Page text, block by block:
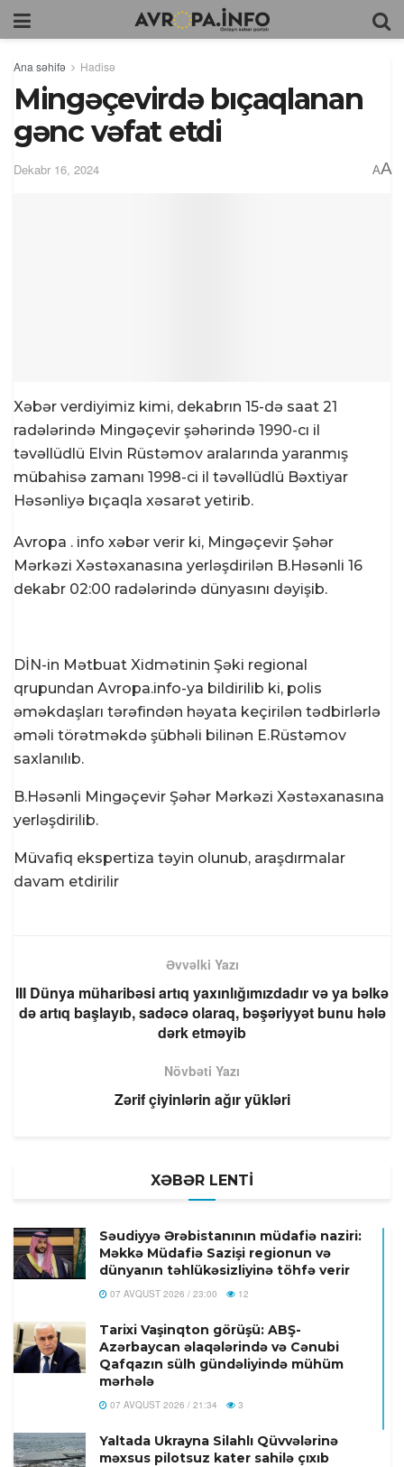
Ana səhifə Hadisə
Mingəçevirdə bıçaqlanan
gənc vəfat etdi
Dekabr 16, 2024 AA
Xəbər verdiyimiz kimi, dekabrın 15-də saat 21
radələrində Mingəçevir şəhərində 1990-cı il
təvəllüdlü Elvin Rüstəmov aralarında yaranmış
mübahisə zamanı 1998-ci il təvəllüdlü Bəxtiyar
Həsənliyə bıçaqla xəsarət yetirib.
Avropa . info xəbər verir ki, Mingəçevir Şəhər
Mərkəzi Xəstəxanasına yerləşdirilən B.Həsənli 16
dekabr 02:00 radələrində dünyasını dəyişib.
DİN-in Mətbuat Xidmətinin Şəki regional
qrupundan Avropa.info-ya bildirilib ki, polis
əməkdaşları tərəfindən həyata keçirilən tədbirlərlə
əməli törətməkdə şübhəli bilinən E.Rüstəmov
saxlanılıb.
B.Həsənli Mingəçevir Şəhər Mərkəzi Xəstəxanasına
yerləşdirilib.
Müvafiq ekspertiza təyin olunub, araşdırmalar
davam etdirilir
Əvvəlki Yazı
III Dünya müharibəsi artıq yaxınlığımızdadır və ya bəlkə
də artıq başlayıb, sadəcə olaraq, bəşəriyyət bunu hələ
dərk etməyib
Növbəti Yazı
Zərif çiyinlərin ağır yükləri
XƏBƏR LENTİ
Səudiyyə Ərəbistanının müdafiə naziri:
Məkkə Müdafiə Sazişi regionun və
dünyanın təhlükəsizliyinə töhfə verir
07 AVQUST 2026 / 23:00 12
Tarixi Vaşinqton görüşü: ABŞ-
Azərbaycan əlaqələrində və Cənubi
Qafqazın sülh gündəliyində mühüm
mərhələ
07 AVQUST 2026 / 21:34 3
Yaltada Ukrayna Silahlı Qüvvələrinə
məxsus pilotsuz kater sahilə çıxıb